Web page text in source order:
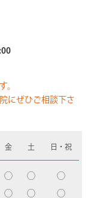
。
にぜひご相談下さ
金 土 日・祝
◯ ◯ ◯
◯ ◯ ◯